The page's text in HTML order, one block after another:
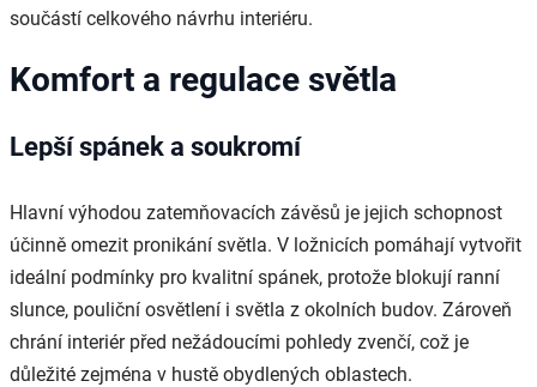
součástí celkového návrhu interiéru.
Komfort a regulace světla
Lepší spánek a soukromí
Hlavní výhodou zatemňovacích závěsů je jejich schopnost
účinně omezit pronikání světla. V ložnicích pomáhají vytvořit
ideální podmínky pro kvalitní spánek, protože blokují ranní
slunce, pouliční osvětlení i světla z okolních budov. Zároveň
chrání interiér před nežádoucími pohledy zvenčí, což je
důležité zejména v hustě obydlených oblastech.